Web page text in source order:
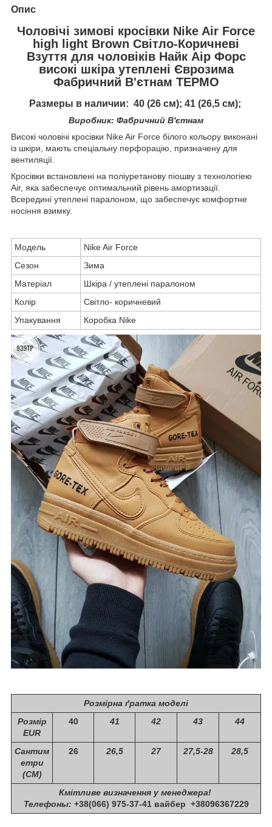
Опис
Чоловічі зимові кросівки Nike Air Force
high light Brown Світло-Коричневі
Взуття для чоловіків Найк Аір Форс
високі шкіра утеплені Єврозима
Фабричний В'єтнам ТЕРМО
Размеры в наличии: 40 (26 см); 41 (26,5 см);
Виробник: Фабричний В'єтнам
Високі чоловічі кросівки Nike Air Force білого кольору виконані
із шкіри, мають спеціальну перфорацію, призначену для
вентиляції.
Кросівки встановлені на поліуретанову піошву з технологіею
Air, яка забеспечує оптимальний рівень амортизації.
Всередині утеплені паралоном, що забеспечує комфортне
носіння взимку.
Модель
Nike Air Force
Сезон
Зима
Матеріал
Шкіра / утеплені паралоном
Колір
Світло- коричневий
Упакування
Коробка Nike
Розмірна ґратка моделі
Розмір
EUR
40 41 42 43 44
Сантим
етри
(СМ)
26 26,5 27 27,5-28 28,5
Кмітливе визначення у менеджера!
Телефоны: +38(066) 975-37-41 вайбер +38096367229